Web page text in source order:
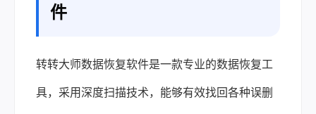
件
转转大师数据恢复软件是一款专业的数据恢复工
具，采用深度扫描技术，能够有效找回各种误删